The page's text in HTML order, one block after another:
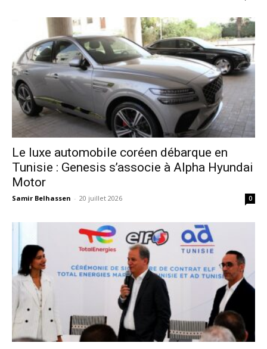
Le luxe automobile coréen débarque en
Tunisie : Genesis s’associe à Alpha Hyundai
Motor
Samir Belhassen - 20 juillet 2026 0